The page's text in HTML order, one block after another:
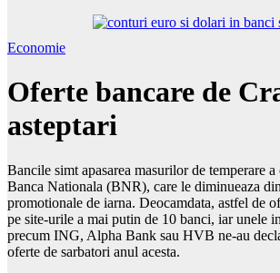
Economie
Oferte bancare de
asteptari
Bancile simt apasarea masurilor de temperare
Banca Nationala (BNR), care le diminueaza
promotionale de iarna. Deocamdata, astfel de
pe site-urile a mai putin de 10 banci, iar unele
precum ING, Alpha Bank sau HVB ne-au
oferte de sarbatori anul acesta.